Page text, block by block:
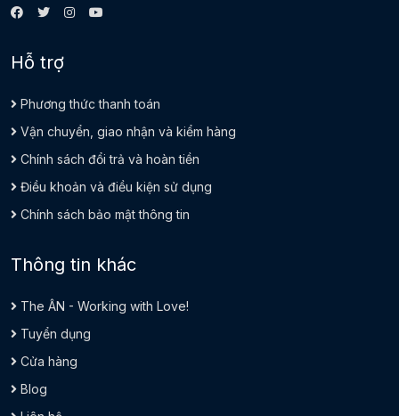
Hỗ trợ
Phương thức thanh toán
Vận chuyển, giao nhận và kiểm hàng
Chính sách đổi trả và hoàn tiền
Điều khoản và điều kiện sử dụng
Chính sách bảo mật thông tin
Thông tin khác
The ÂN - Working with Love!
Tuyển dụng
Cửa hàng
Blog